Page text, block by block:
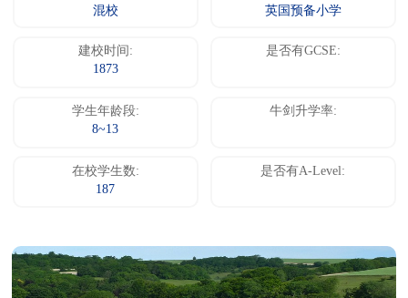
混校
英国预备小学
建校时间:
1873
是否有GCSE:
学生年龄段:
8~13
牛剑升学率:
在校学生数:
187
是否有A-Level: